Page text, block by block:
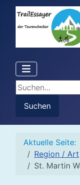
Suchen...
Suchen
Aktuelle Seite:
Region / Art
St. Martin